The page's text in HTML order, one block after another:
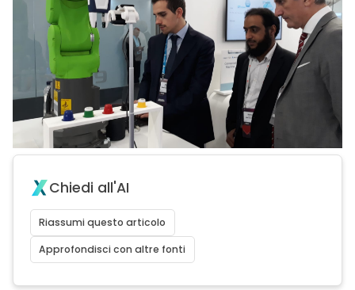
Chiedi all'AI
Riassumi questo articolo
Approfondisci con altre fonti